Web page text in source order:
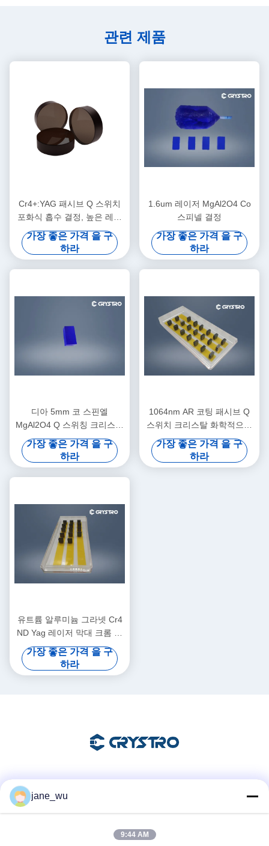
관련 제품
Cr4+:YAG 패시브 Q 스위치
포화식 흡수 결정, 높은 레이
저 손상 문턱 및 안정적인 반
복 주파수 작동
가장 좋은 가격 을 구
하라
1.6um 레이저 MgAl2O4 Co
스피넬 결정
가장 좋은 가격 을 구
하라
디아 5mm 코 스핀엘
MgAl2O4 Q 스위칭 크리스탈
1540nm 안구 안전 레이저
가장 좋은 가격 을 구
하라
1064nm AR 코팅 패시브 Q
스위치 크리스탈 화학적으로
안정적
가장 좋은 가격 을 구
하라
유트륨 알루미늄 그라넷 Cr4
ND Yag 레이저 막대 크롬 도
핑
가장 좋은 가격 을 구
하라
jane_wu
9:44 AM